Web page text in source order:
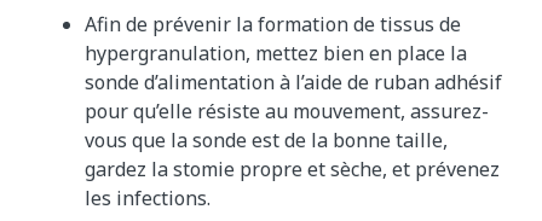
Afin de prévenir la formation de tissus de
hypergranulation, mettez bien en place la
sonde d’alimentation à l’aide de ruban adhésif
pour qu’elle résiste au mouvement, assurez-
vous que la sonde est de la bonne taille,
gardez la stomie propre et sèche, et prévenez
les infections.